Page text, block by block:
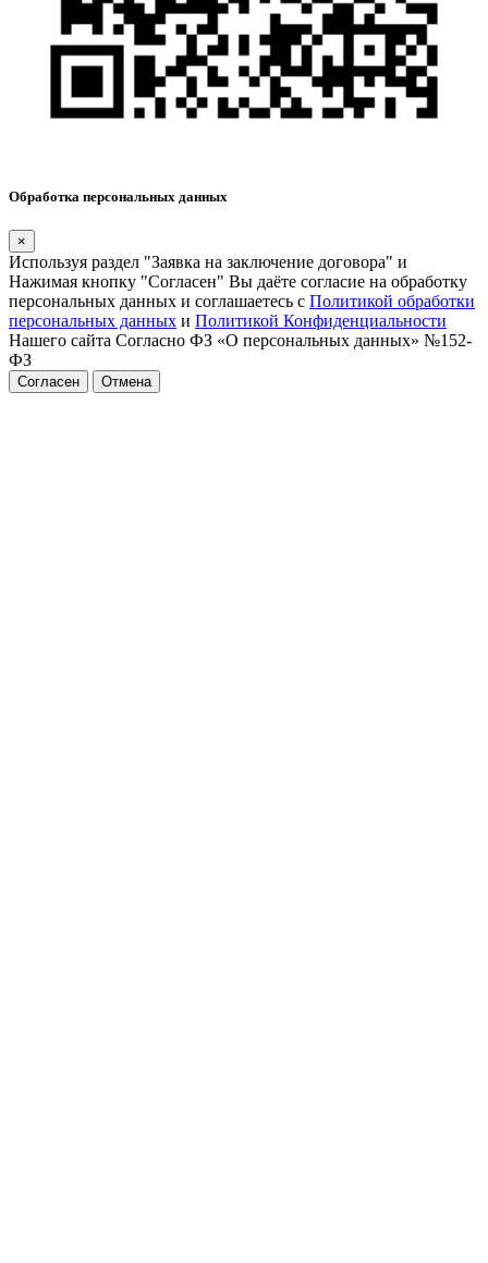
Обработка персональных данных
×
Используя раздел "Заявка на заключение договора" и
Нажимая кнопку "Согласен" Вы даёте согласие на обработку
персональных данных и соглашаетесь с Политикой обработки
персональных данных и Политикой Конфиденциальности
Нашего сайта Согласно ФЗ «О персональных данных» №152-
ФЗ
Согласен Отмена